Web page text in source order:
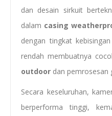
dan desain sirkuit
dalam casing
dengan tingkat
rendah membuatnya
outdoor dan pemrosesan
Secara keseluruhan,
berperforma tinggi,